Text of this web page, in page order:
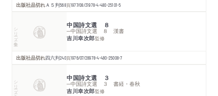
出版社品切れＡ５判568頁1977/08/31978-4-480-25101-5
シリーズ・全集 中国詩文選 ８
─中国詩文選 ８ 漢書
吉川幸次郎監修
出版社品切れ四六判240頁1976/07/28978-4-480-25008-7
シリーズ・全集 中国詩文選 ３
─中国詩文選 ３ 書経・春秋
吉川幸次郎監修